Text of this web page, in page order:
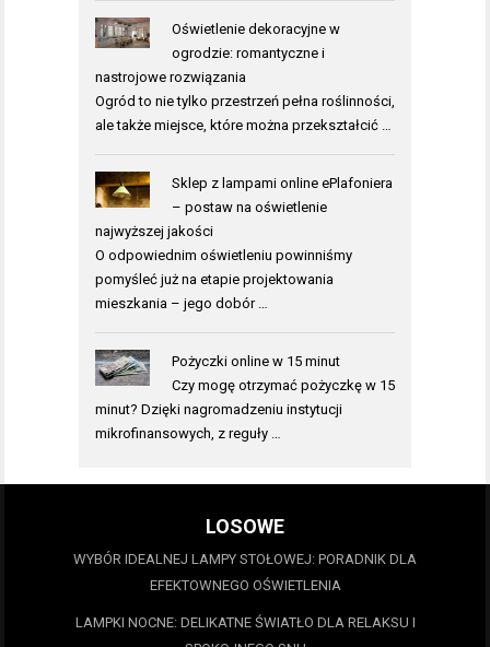
Oświetlenie dekoracyjne w
ogrodzie: romantyczne i
nastrojowe rozwiązania
Ogród to nie tylko przestrzeń pełna roślinności,
ale także miejsce, które można przekształcić …
Sklep z lampami online ePlafoniera
– postaw na oświetlenie
najwyższej jakości
O odpowiednim oświetleniu powinniśmy
pomyśleć już na etapie projektowania
mieszkania – jego dobór …
Pożyczki online w 15 minut
Czy mogę otrzymać pożyczkę w 15
minut? Dzięki nagromadzeniu instytucji
mikrofinansowych, z reguły …
LOSOWE
WYBÓR IDEALNEJ LAMPY STOŁOWEJ: PORADNIK DLA
EFEKTOWNEGO OŚWIETLENIA
LAMPKI NOCNE: DELIKATNE ŚWIATŁO DLA RELAKSU I